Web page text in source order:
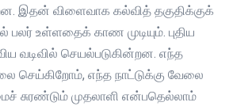
இதன் விளைவாக கல்வித் தகுதிக்குக்
உள்ளதைக் காண முடியும். புதிய
வடிவில் செயல்படுகின்றன. எந்த
செய்கிறோம், எந்த நாட்டுக்கு வேலை
சுரண்டும் முதலாளி என்பதெல்லாம்